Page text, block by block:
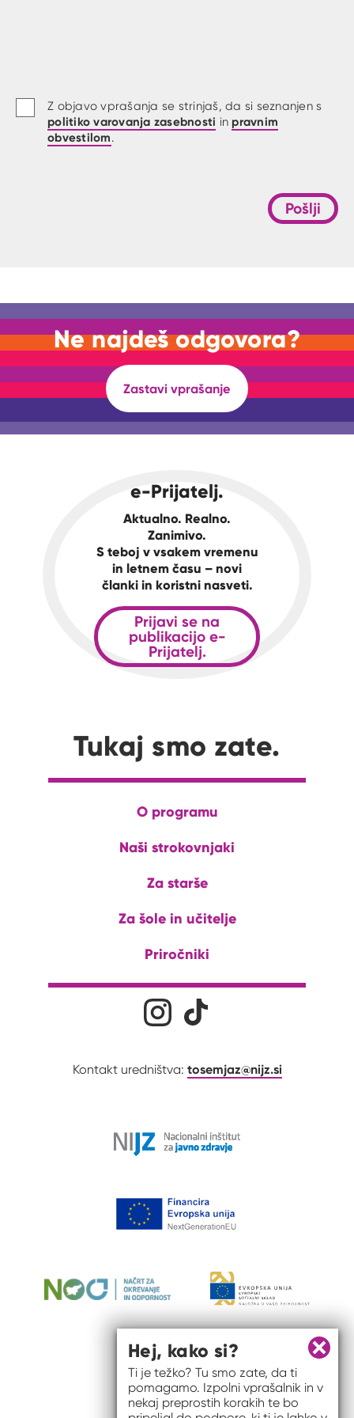
Z objavo vprašanja se strinjaš, da si seznanjen s
politiko varovanja zasebnosti in pravnim
obvestilom.
Pošlji
Ne najdeš odgovora?
Zastavi vprašanje
e-Prijatelj.
Aktualno. Realno.
Zanimivo.
S teboj v vsakem vremenu
in letnem času – novi
članki in koristni nasveti.
Prijavi se na
publikacijo e-
Prijatelj.
Tukaj smo zate.
O programu
Naši strokovnjaki
Za starše
Za šole in učitelje
Priročniki
Družabna omrežjaNa naš Instagram profil
Kontakt uredništva: tosemjaz@nijz.si
Zapri
Hej, kako si?
Ti je težko? Tu smo zate, da ti
pomagamo. Izpolni vprašalnik in v
nekaj preprostih korakih te bo